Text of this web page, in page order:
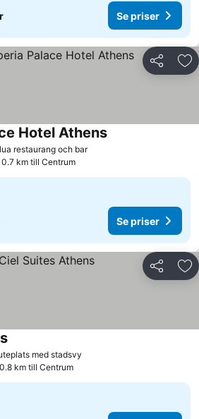
Se priser
Dela
restaurang och bar
Hotel Athens
0.7 km till Centrum
Se priser
Dela
med stadsvy
0.8 km till Centrum